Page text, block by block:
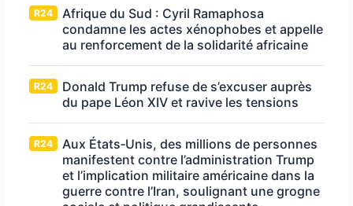
R24
Afrique du Sud : Cyril Ramaphosa
condamne les actes xénophobes et appelle
au renforcement de la solidarité africaine
R24
Donald Trump refuse de s’excuser auprès
du pape Léon XIV et ravive les tensions
R24
Aux États‑Unis, des millions de personnes
manifestent contre l’administration Trump
et l’implication militaire américaine dans la
guerre contre l’Iran, soulignant une grogne